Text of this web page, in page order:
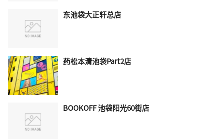
东池袋大正轩总店
药松本清池袋Part2店
BOOKOFF 池袋阳光60街店